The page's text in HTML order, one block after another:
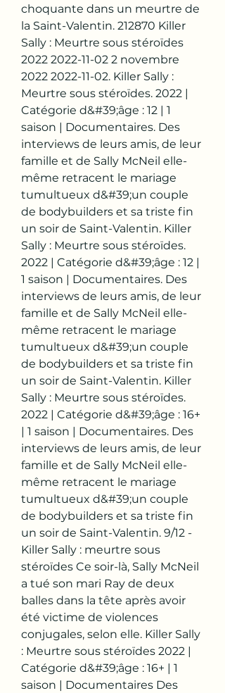
choquante dans un meurtre de
la Saint-Valentin. 212870 Killer
Sally : Meurtre sous stéroïdes
2022 2022-11-02 2 novembre
2022 2022-11-02. Killer Sally :
Meurtre sous stéroïdes. 2022 |
Catégorie d&#39;âge : 12 | 1
saison | Documentaires. Des
interviews de leurs amis, de leur
famille et de Sally McNeil elle-
même retracent le mariage
tumultueux d&#39;un couple
de bodybuilders et sa triste fin
un soir de Saint-Valentin. Killer
Sally : Meurtre sous stéroïdes.
2022 | Catégorie d&#39;âge : 12 |
1 saison | Documentaires. Des
interviews de leurs amis, de leur
famille et de Sally McNeil elle-
même retracent le mariage
tumultueux d&#39;un couple
de bodybuilders et sa triste fin
un soir de Saint-Valentin. Killer
Sally : Meurtre sous stéroïdes.
2022 | Catégorie d&#39;âge : 16+
| 1 saison | Documentaires. Des
interviews de leurs amis, de leur
famille et de Sally McNeil elle-
même retracent le mariage
tumultueux d&#39;un couple
de bodybuilders et sa triste fin
un soir de Saint-Valentin. 9/12 -
Killer Sally : meurtre sous
stéroïdes Ce soir-là, Sally McNeil
a tué son mari Ray de deux
balles dans la tête après avoir
été victime de violences
conjugales, selon elle. Killer Sally
: Meurtre sous stéroïdes 2022 |
Catégorie d&#39;âge : 16+ | 1
saison | Documentaires Des